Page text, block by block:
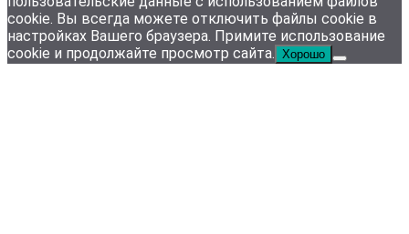
cookie. Вы всегда можете отключить файлы cookie в
настройках Вашего браузера. Примите использование
cookie и продолжайте просмотр сайта. Хорошо